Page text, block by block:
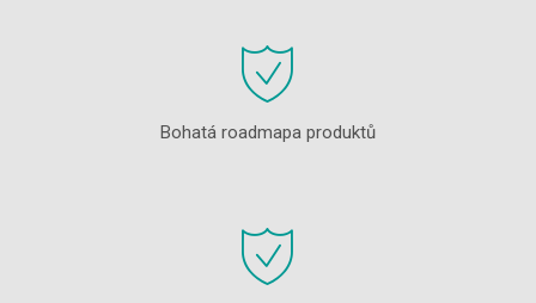
Bohatá roadmapa produktů